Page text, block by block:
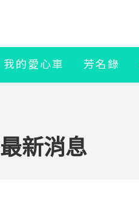
我的愛心車 芳名錄
最新消息